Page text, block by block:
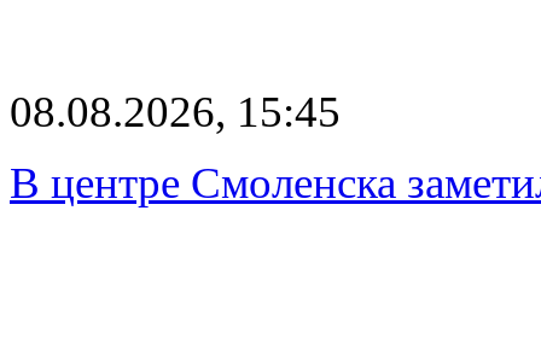
08.08.2026, 15:45
В центре Смоленска